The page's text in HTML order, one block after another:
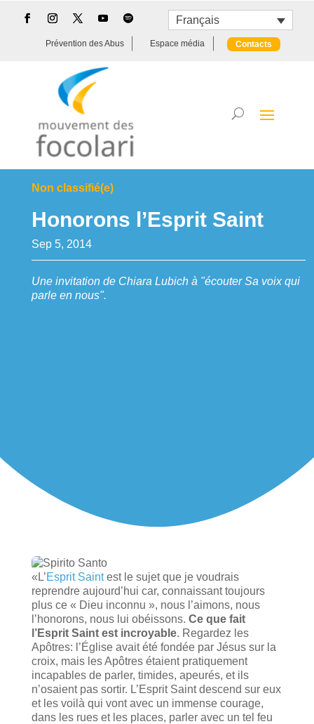
Français
Prévention des Abus Espace média Contacts
Non classifié(e)
Honorons l’Esprit Saint
Sep 5, 2014
Une invitation de Chiara Lubich à "écouter Sa voix qui
parle en nous".
«L’Esprit Saintest le sujet que je voudrais
reprendre aujourd’hui car, connaissant toujours
plus ce « Dieu inconnu », nous l’aimons, nous
l’honorons, nous lui obéissons. Ce que fait
l’Esprit Saint est incroyable. Regardez les
Apôtres: l’Église avait été fondée par Jésus sur la
croix, mais les Apôtres étaient pratiquement
incapables de parler, timides, apeurés, et ils
n’osaient pas sortir. L’Esprit Saint descend sur eux
et les voilà qui vont avec un immense courage,
dans les rues et les places, parler avec un tel feu